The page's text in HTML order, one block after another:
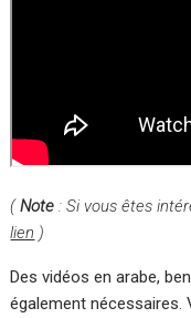
(Note: Si vous êtes
lien )
Des vidéos en arabe,
également nécessaires.